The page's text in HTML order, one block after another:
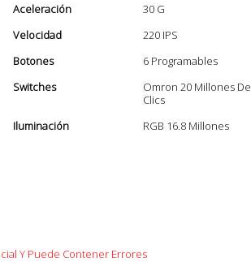
Aceleración
30 G
Velocidad
220 IPS
Botones
6 Programables
Switches
Omron 20 Millones De
Clics
Iluminación
RGB 16.8 Millones
Y Puede Contener Errores